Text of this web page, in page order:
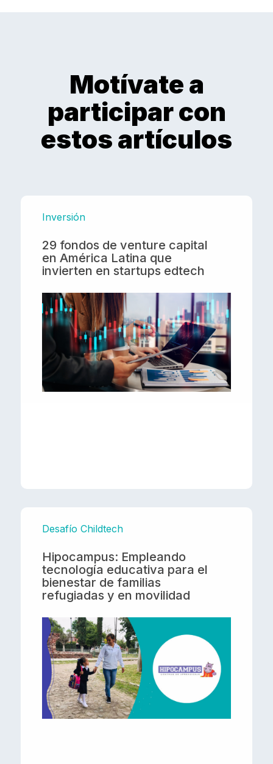
Motívate a
participar con
estos artículos
Inversión
29 fondos de venture capital
en América Latina que
invierten en startups edtech
Desafío Childtech
Hipocampus: Empleando
tecnología educativa para el
bienestar de familias
refugiadas y en movilidad